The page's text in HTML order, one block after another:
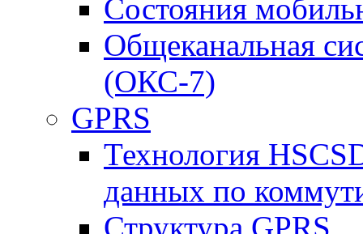
Состояния
Общеканальная
(ОКС-7)
GPRS
Технология
данных по
Структура GPRS